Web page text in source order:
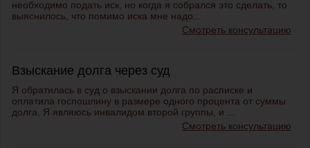
необходимо подать иск, но когда я собрался это сделать, то
выяснилось, что помимо иска мне надо...
Смотреть консультацию
Взыскание долга через суд
Я обратилась в суд о взыскании долга по расписке и
оплатила госпошлину в размере одного процента от суммы
долга. Я являюсь инвалидом второй группы, и ...
Смотреть консультацию